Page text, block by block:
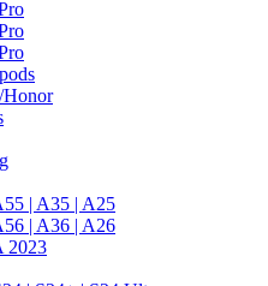
Honor
| A35 | A25
| A36 | A26
2023